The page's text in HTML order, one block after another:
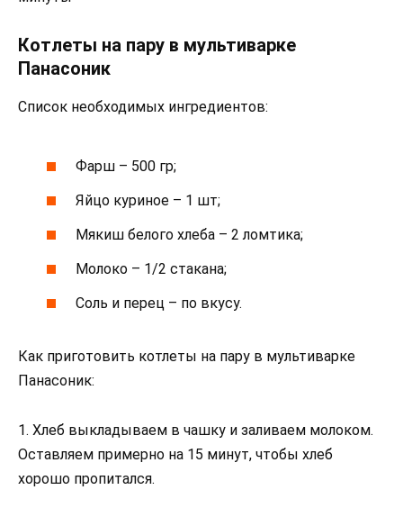
Котлеты на пару в мультиварке
Панасоник
Список необходимых ингредиентов:
Фарш – 500 гр;
Яйцо куриное – 1 шт;
Мякиш белого хлеба – 2 ломтика;
Молоко – 1/2 стакана;
Соль и перец – по вкусу.
Как приготовить котлеты на пару в мультиварке
Панасоник:
1. Хлеб выкладываем в чашку и заливаем молоком.
Оставляем примерно на 15 минут, чтобы хлеб
хорошо пропитался.